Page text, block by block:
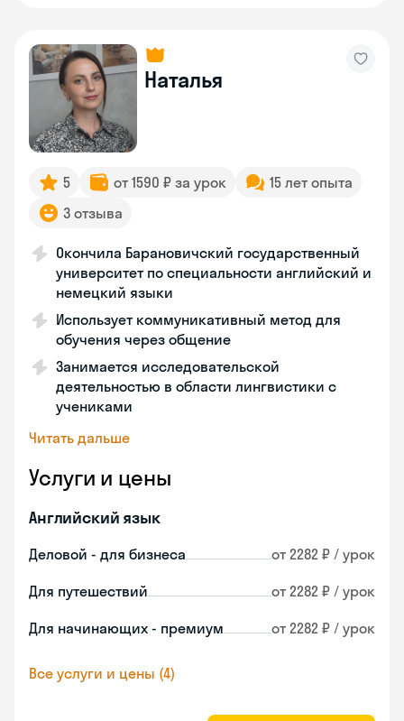
Наталья
5 от 1590 ₽ за урок
15 лет опыта
3 отзыва
Окончила Барановичский государственный
университет по специальности английский и
немецкий языки
Использует коммуникативный метод для
обучения через общение
Занимается исследовательской
деятельностью в области лингвистики с
учениками
Читать дальше
Услуги и цены
Английский язык
Деловой - для бизнеса от 2282 ₽ / урок
Для путешествий от 2282 ₽ / урок
Для начинающих - премиум от 2282 ₽ / урок
Все услуги и цены (4)